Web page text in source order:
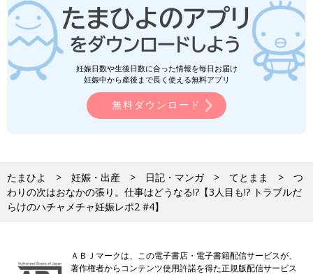
妊娠日数や生後日数に合った情報を毎日お届け
妊娠中から産後まで長く使える無料アプリ
無料ダウンロード
たまひよ 妊娠・出産 日記・マンガ てとまま
つ
わりの次はおなかの張り。仕事はどうなる!?【3人目も!? トラブルだ
らけのハチャメチャ妊娠レポ2 #4】
ＡＢＪマークは、この電子書店・電子書籍配信サービスが、
著作権者からコンテンツ使用許諾を得た正規版配信サービス